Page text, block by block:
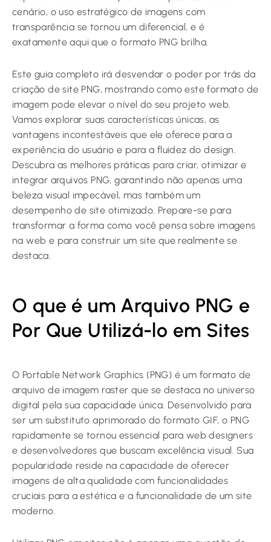
cenário, o uso estratégico de imagens com
transparência se tornou um diferencial, e é
exatamente aqui que o formato PNG brilha.
Este guia completo irá desvendar o poder por trás da
criação de site PNG, mostrando como este formato de
imagem pode elevar o nível do seu projeto web.
Vamos explorar suas características únicas, as
vantagens incontestáveis que ele oferece para a
experiência do usuário e para a fluidez do design.
Descubra as melhores práticas para criar, otimizar e
integrar arquivos PNG, garantindo não apenas uma
beleza visual impecável, mas também um
desempenho de site otimizado. Prepare-se para
transformar a forma como você pensa sobre imagens
na web e para construir um site que realmente se
destaca.
O que é um Arquivo PNG e
Por Que Utilizá-lo em Sites
O Portable Network Graphics (PNG) é um formato de
arquivo de imagem raster que se destaca no universo
digital pela sua capacidade única. Desenvolvido para
ser um substituto aprimorado do formato GIF, o PNG
rapidamente se tornou essencial para web designers
e desenvolvedores que buscam excelência visual. Sua
popularidade reside na capacidade de oferecer
imagens de alta qualidade com funcionalidades
cruciais para a estética e a funcionalidade de um site
moderno.